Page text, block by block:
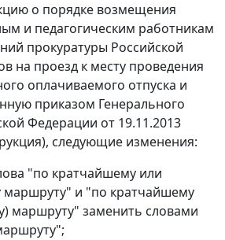
о порядке возмещения
и педагогическим работникам
прокуратуры Российской
на проезд к месту проведения
оплачиваемого отпуска и
приказом Генерального
Федерации от 19.11.2013
следующие изменения:
"по кратчайшему или
маршруту" и "по кратчайшему
маршруту" заменить словами